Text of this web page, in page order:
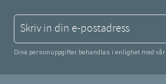
Dina personuppgifter behandlas i enlighet med vår